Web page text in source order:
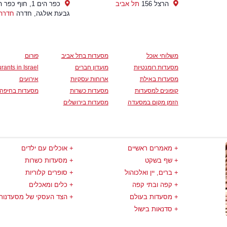
הרצל 156 תל אביב
כפר הים 1, חוף
גבעת אולגה, חדרה
משלוחי אוכל
מסעדות רומנטיות
מסעדות באילת
קופונים למסעדות
הזמן מקום במסעדה
מסעדות בתל אביב
מועדון חברים
ארוחות עסקיות
מסעדות כשרות
מסעדות בירושלים
פורום
in Israel
אירועים
מסעדות
מאמרים ראשיים
שף בשקט
ברים, יין ואלכוהול
קפה ובתי קפה
מסעדות בעולם
סדנאות בישול
אוכלים עם ילדים
מסעדות כשרות
סופרים קלוריות
כלים ומאכלים
הצד העסקי של